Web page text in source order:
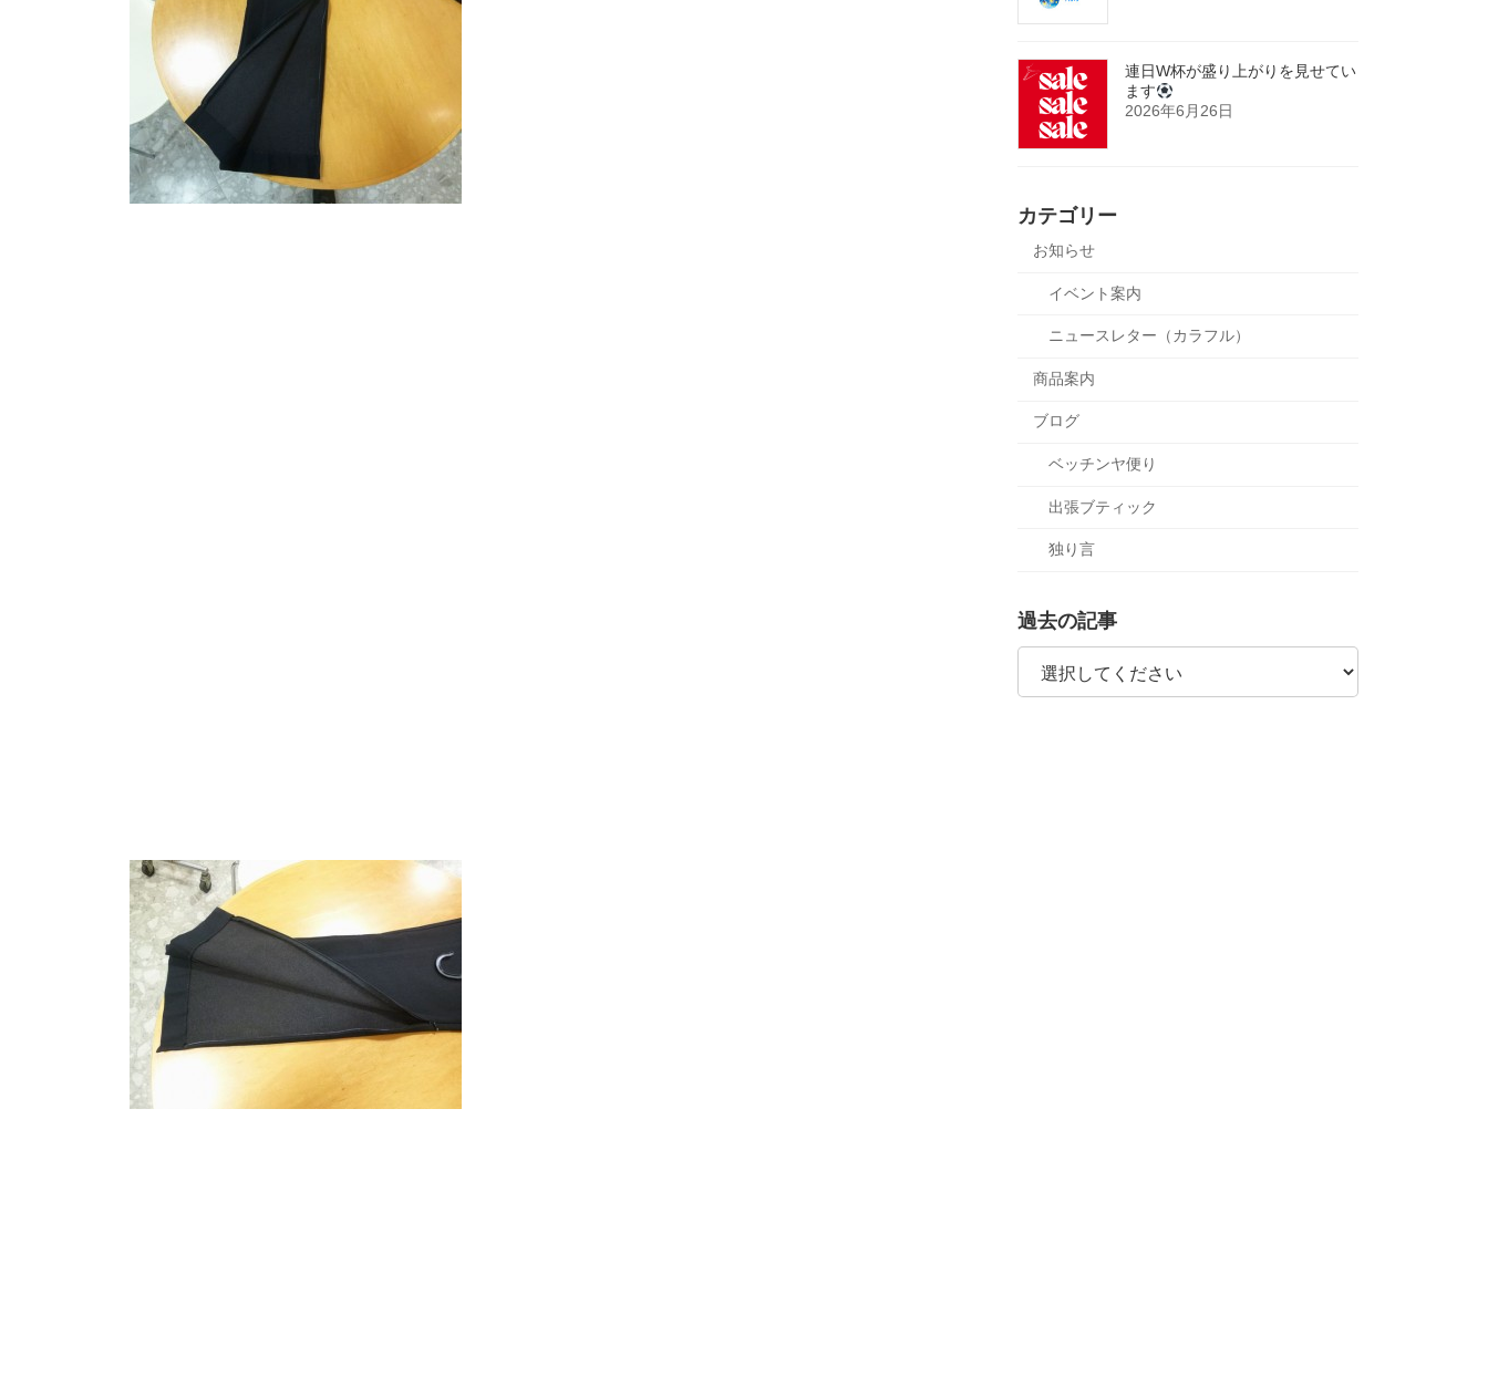
連日W杯が盛り上がりを見せてい
ます
2026年6月26日
カテゴリー
お知らせ
イベント案内
ニュースレター（カラフル）
商品案内
ブログ
ベッチンヤ便り
出張ブティック
独り言
過去の記事